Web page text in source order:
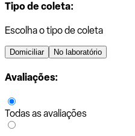
Tipo de coleta:
Escolha o tipo de coleta
Domiciliar No laboratório
Avaliações:
Todas as avaliações